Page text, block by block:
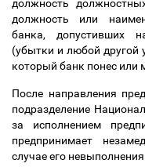
должность
должность или
банка, допустивших
(убытки и любой другой
который банк понес или
После направления
подразделение
за исполнением
предпринимает
случае его